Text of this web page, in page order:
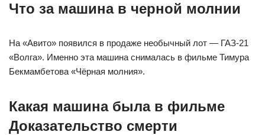
Что за машина в черной молнии
На «Авито» появился в продаже необычный лот — ГАЗ-21
«Волга». Именно эта машина снималась в фильме Тимура
Бекмамбетова «Чёрная молния».
Какая машина была в фильме
Доказательство смерти